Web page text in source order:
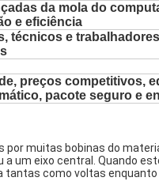
da mola do
e eficiência
técnicos e
preços competitivos,
pacote seguro e
por muitas bobinas do
um eixo central. Quando
como voltas